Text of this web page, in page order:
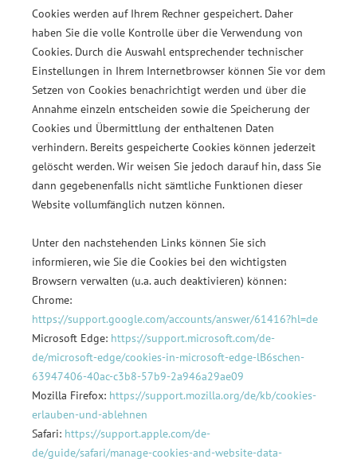
Cookies werden auf Ihrem Rechner gespeichert. Daher
haben Sie die volle Kontrolle über die Verwendung von
Cookies. Durch die Auswahl entsprechender technischer
Einstellungen in Ihrem Internetbrowser können Sie vor dem
Setzen von Cookies benachrichtigt werden und über die
Annahme einzeln entscheiden sowie die Speicherung der
Cookies und Übermittlung der enthaltenen Daten
verhindern. Bereits gespeicherte Cookies können jederzeit
gelöscht werden. Wir weisen Sie jedoch darauf hin, dass Sie
dann gegebenenfalls nicht sämtliche Funktionen dieser
Website vollumfänglich nutzen können.
Unter den nachstehenden Links können Sie sich
informieren, wie Sie die Cookies bei den wichtigsten
Browsern verwalten (u.a. auch deaktivieren) können:
Chrome:
https://support.google.com/accounts/answer/61416?hl=de
Microsoft Edge: https://support.microsoft.com/de-
de/microsoft-edge/cookies-in-microsoft-edge-lB6schen-
63947406-40ac-c3b8-57b9-2a946a29ae09
Mozilla Firefox: https://support.mozilla.org/de/kb/cookies-
erlauben-und-ablehnen
Safari: https://support.apple.com/de-
de/guide/safari/manage-cookies-and-website-data-